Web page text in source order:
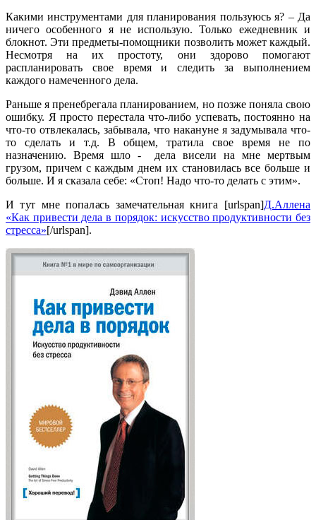
Какими инструментами для планирования пользуюсь я? – Да
ничего особенного я не использую. Только ежедневник и
блокнот. Эти предметы-помощники позволить может каждый.
Несмотря на их простоту, они здорово помогают
распланировать свое время и следить за выполнением
каждого намеченного дела.
Раньше я пренебрегала планированием, но позже поняла свою
ошибку. Я просто перестала что-либо успевать, постоянно на
что-то отвлекалась, забывала, что накануне я задумывала что-
то сделать и т.д. В общем, тратила свое время не по
назначению. Время шло - дела висели на мне мертвым
грузом, причем с каждым днем их становилась все больше и
больше. И я сказала себе: «Стоп! Надо что-то делать с этим».
И тут мне попалась замечательная книга [urlspan]Д.Аллена
«Как привести дела в порядок: искусство продуктивности без
стресса»[/urlspan].